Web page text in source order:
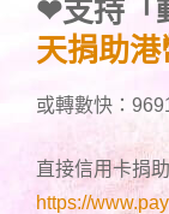
❤支持「
天捐助
或轉數快：
直接信用卡捐
https://